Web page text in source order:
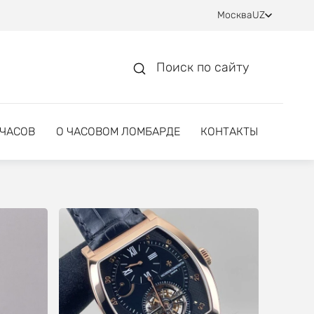
МоскваUZ
Поиск по сайту
О ЧАСОВОМ ЛОМБАРДЕ КОНТАКТЫ